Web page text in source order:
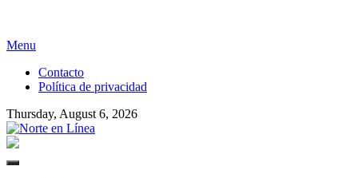
Skip
content
Menu
Contacto
Política de privacidad
Thursday, August 6, 2026
Primary